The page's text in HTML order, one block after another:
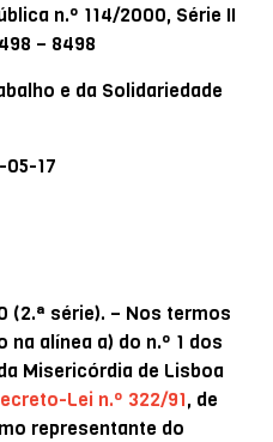
n.º 114/2000, Série II
– 8498
e da Solidariedade
17
(2.ª série). – Nos termos
alínea a) do n.º 1 dos
Misericórdia de Lisboa
Lei n.º 322/91, de
representante do